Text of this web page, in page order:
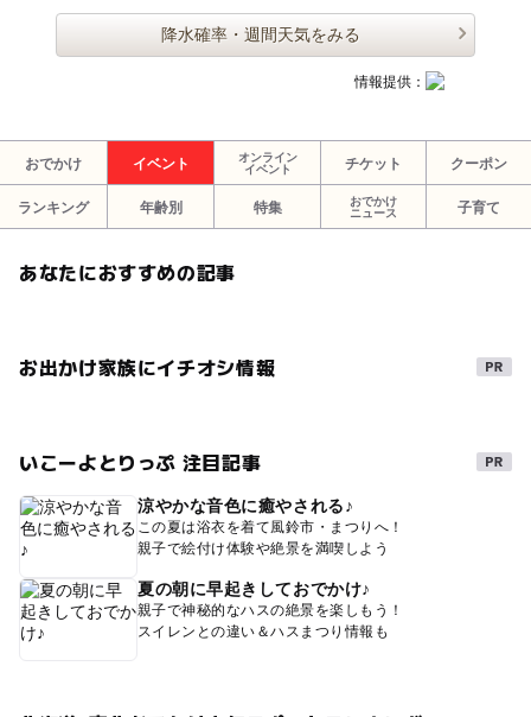
降水確率・週間天気をみる
情報提供：
おでかけ イベント
オンライン
イベント
チケット クーポン
ランキング 年齢別 特集
おでかけ
ニュース
子育て
あなたにおすすめの記事
お出かけ家族にイチオシ情報
いこーよとりっぷ 注目記事
涼やかな音色に癒やされる♪
この夏は浴衣を着て風鈴市・まつりへ！
親子で絵付け体験や絶景を満喫しよう
夏の朝に早起きしておでかけ♪
親子で神秘的なハスの絶景を楽しもう！
スイレンとの違い＆ハスまつり情報も